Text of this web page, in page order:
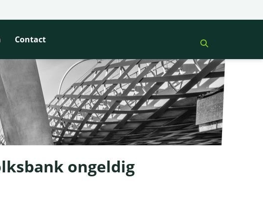
Contact
ongeldig